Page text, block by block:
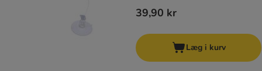
39,90 kr
Læg i kurv